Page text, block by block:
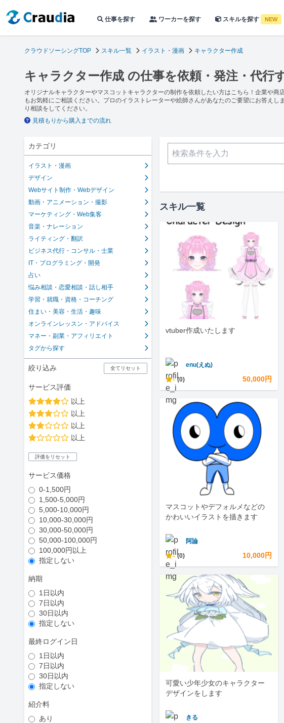
仕事を探す ワーカーを探す スキルを探す NEW
クラウドソーシングTOP スキル一覧 イラスト・漫画 キャラクター作成
キャラクター作成 の仕事を依頼・発注・代行
オリジナルキャラクターやマスコットキャラクターの制作を依頼したい方はこちら！企業や
もお気軽にご相談ください。プロのイラストレーターや絵師さんがあなたのご要望にお答え
り相談をしてください。
見積もりから購入までの流れ
カテゴリ
イラスト・漫画
デザイン
Webサイト制作・Webデザイン
動画・アニメーション・撮影
マーケティング・Web集客
音楽・ナレーション
ライティング・翻訳
ビジネス代行・コンサル・士業
IT・プログラミング・開発
占い
悩み相談・恋愛相談・話し相手
学習・就職・資格・コーチング
住まい・美容・生活・趣味
オンラインレッスン・アドバイス
マネー・副業・アフィリエイト
タグから探す
絞り込み 全てリセット
サービス評価
以上
以上
以上
以上
評価をリセット
サービス価格
0-1,500円
1,500-5,000円
5,000-10,000円
10,000-30,000円
30,000-50,000円
50,000-100,000円
100,000円以上
指定しない
納期
1日以内
7日以内
30日以内
指定しない
最終ログイン日
1日以内
7日以内
30日以内
指定しない
紹介料
あり
スキル一覧
vtuber作成いたします
enu(えぬ)
- (0) 50,000円
マスコットやデフォルメなどの
かわいいイラストを描きます
阿論
- (0) 10,000円
可愛い少年少女のキャラクター
デザインをします
きる